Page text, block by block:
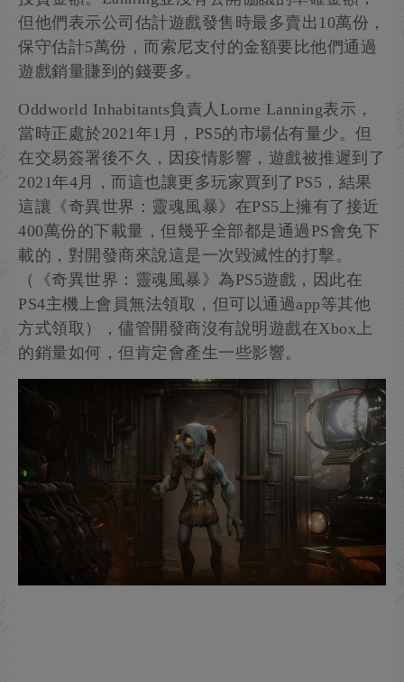
但他們表示公司估計遊戲發售時最多賣出10萬份，
保守估計5萬份，而索尼支付的金額要比他們通過
遊戲銷量賺到的錢要多。
Oddworld Inhabitants負責人Lorne Lanning表示，
當時正處於2021年1月，PS5的市場佔有量少。但
在交易簽署後不久，因疫情影響，遊戲被推遲到了
2021年4月，而這也讓更多玩家買到了PS5，結果
這讓《奇異世界：靈魂風暴》在PS5上擁有了接近
400萬份的下載量，但幾乎全部都是通過PS會免下
載的，對開發商來說這是一次毀滅性的打擊。
（《奇異世界：靈魂風暴》為PS5遊戲，因此在
PS4主機上會員無法領取，但可以通過app等其他
方式領取），儘管開發商沒有說明遊戲在Xbox上
的銷量如何，但肯定會產生一些影響。